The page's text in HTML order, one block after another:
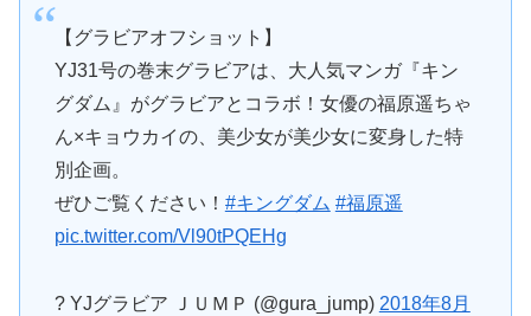
【グラビアオフショット】
YJ31号の巻末グラビアは、大人気マンガ『キン
グダム』がグラビアとコラボ！女優の福原遥ちゃ
ん×キョウカイの、美少女が美少女に変身した特
別企画。
ぜひご覧ください！ #キングダム #福原遥
pic.twitter.com/Vl90tPQEHg
? YJグラビア ＪＵＭＰ (@gura_jump) 2018年8月